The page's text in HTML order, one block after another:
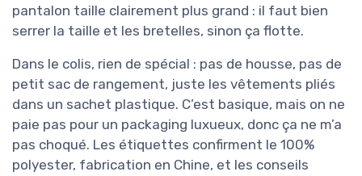
pantalon taille clairement plus grand : il faut bien
serrer la taille et les bretelles, sinon ça flotte.
Dans le colis, rien de spécial : pas de housse, pas de
petit sac de rangement, juste les vêtements pliés
dans un sachet plastique. C’est basique, mais on ne
paie pas pour un packaging luxueux, donc ça ne m’a
pas choqué. Les étiquettes confirment le 100%
polyester, fabrication en Chine, et les conseils